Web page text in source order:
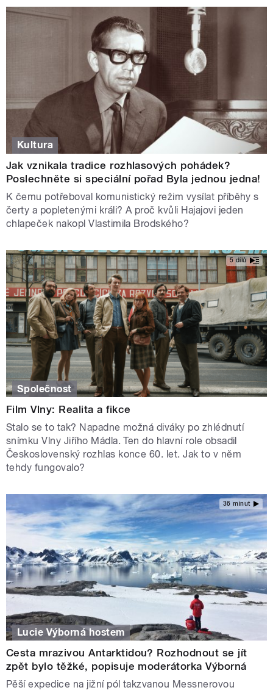
Kultura
Jak vznikala tradice rozhlasových pohádek?
Poslechněte si speciální pořad Byla jednou jedna!
K čemu potřeboval komunistický režim vysílat příběhy s
čerty a popletenými králi? A proč kvůli Hajajovi jeden
chlapeček nakopl Vlastimila Brodského?
5 dílů
Společnost
Film Vlny: Realita a fikce
Stalo se to tak? Napadne možná diváky po zhlédnutí
snímku Vlny Jiřího Mádla. Ten do hlavní role obsadil
Československý rozhlas konce 60. let. Jak to v něm
tehdy fungovalo?
36 minut
Lucie Výborná hostem
Cesta mrazivou Antarktidou? Rozhodnout se jít
zpět bylo těžké, popisuje moderátorka Výborná
Pěší expedice na jižní pól takzvanou Messnerovou